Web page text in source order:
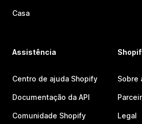
Casa
Assistência
Centro de ajuda Shopify
Documentação da API
Comunidade Shopify
Sobre
Legal